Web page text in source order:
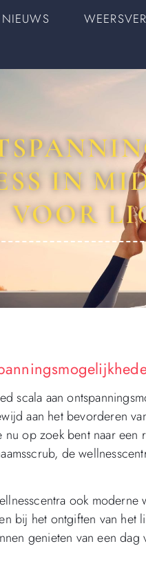
NIEUWS
IN
VOOR
scala aan
aan het bevorderen
op zoek bent naar een
de
ook moderne
bij het ontgiften van het
genieten van een